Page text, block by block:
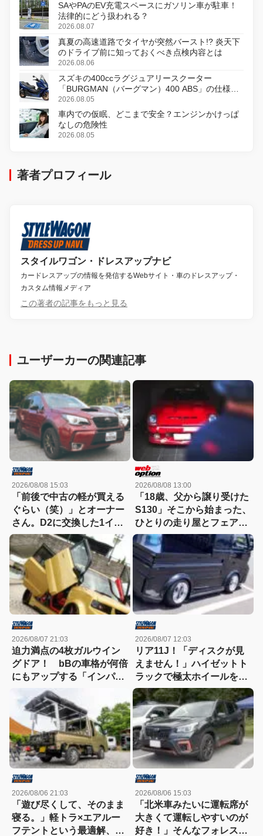
SAやPAのEV充電スペースにガソリン車が駐車！
法律的にどう扱われる？
2026.08.07
真夏の高速道路でタイヤが突然バースト!? 炎天下
のドライブ前に知っておくべき点検内容とは
2026.08.06
スズキの400ccラグジュアリースクーター
「BURGMAN（バーグマン）400 ABS」の仕様を
変更し、8月18日に発売
2026.08.05
車内での仮眠、どこまで安全？エンジンかけっぱ
なしの危険性
2026.08.05
著者プロフィール
スタイルワゴン・ドレスアップナビ
カードレスアップの情報を発信するWebサイト・車のドレスアップ・
カスタム情報メディア
この著者の記事をもっと見る
ユーザーカーの関連記事
2026/08/08 15:03
「前後で中古の軽が買える
ぐらい（笑）」とオーナー
さん。D2に交換した1イン
チアップのSJ最終型のター
ボ車！
2026/08/08 13:00
「18歳、父から譲り受けた
S130」そこから始まった、
ひとりの走り屋とフェアレ
ディZの物語
2026/08/07 21:03
迫力満点の4枚ガルウイン
グドア！ bBの車格が何倍
にもアップする「インパク
トVIP!!」規格外！
2026/08/07 12:03
リア11J！「ディスクが見
えません！」ハイゼットト
ラックで極太ホイールを履
きこなす！
2026/08/06 21:03
「遊び尽くして、そのまま
寝る。」軽トラ×エアルー
フテントという最適解、見
2026/08/06 15:03
「北米車みたいに運転席が
大きくて運転しやすいのが
好き！」そんなフォレスタ